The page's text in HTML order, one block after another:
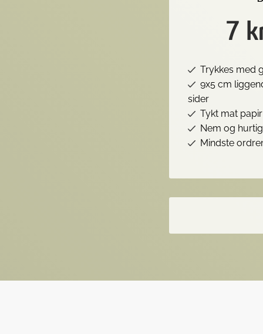
7
Trykkes med
9x5 cm
sider
Tykt mat
Nem og
Mindste